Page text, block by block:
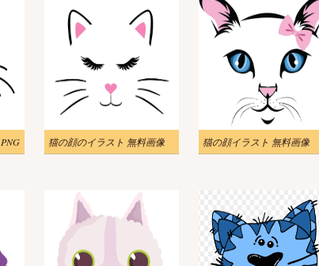
猫の顔のイラスト 無料画像 猫の顔イラスト 無料画像